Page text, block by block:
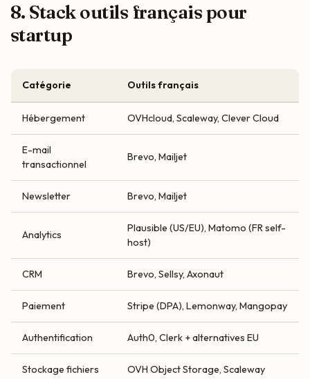
8. Stack outils français pour
startup
Catégorie Outils français
Hébergement OVHcloud, Scaleway, Clever Cloud
E-mail
transactionnel
Brevo, Mailjet
Newsletter Brevo, Mailjet
Analytics
Plausible (US/EU), Matomo (FR self-
host)
CRM Brevo, Sellsy, Axonaut
Paiement Stripe (DPA), Lemonway, Mangopay
Authentification Auth0, Clerk + alternatives EU
Stockage fichiers OVH Object Storage, Scaleway